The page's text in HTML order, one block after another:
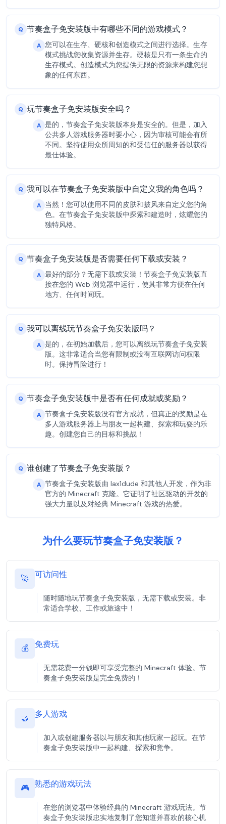
Q 节奏盒子免安装版中有哪些不同的游戏模式？
A 您可以在生存、硬核和创造模式之间进行选择。生存
模式挑战您收集资源并生存。硬核是只有一条生命的
生存模式。创造模式为您提供无限的资源来构建您想
象的任何东西。
Q 玩节奏盒子免安装版安全吗？
A 是的，节奏盒子免安装版本身是安全的。但是，加入
公共多人游戏服务器时要小心，因为审核可能会有所
不同。坚持使用众所周知的和受信任的服务器以获得
最佳体验。
Q 我可以在节奏盒子免安装版中自定义我的角色吗？
A 当然！您可以使用不同的皮肤和披风来自定义您的角
色。在节奏盒子免安装版中探索和建造时，炫耀您的
独特风格。
Q 节奏盒子免安装版是否需要任何下载或安装？
A 最好的部分？无需下载或安装！节奏盒子免安装版直
接在您的 Web 浏览器中运行，使其非常方便在任何
地方、任何时间玩。
Q 我可以离线玩节奏盒子免安装版吗？
A 是的，在初始加载后，您可以离线玩节奏盒子免安装
版。这非常适合当您有限制或没有互联网访问权限
时。保持冒险进行！
Q 节奏盒子免安装版中是否有任何成就或奖励？
A 节奏盒子免安装版没有官方成就，但真正的奖励是在
多人游戏服务器上与朋友一起构建、探索和玩耍的乐
趣。创建您自己的目标和挑战！
Q 谁创建了节奏盒子免安装版？
A 节奏盒子免安装版由 lax1dude 和其他人开发，作为非
官方的 Minecraft 克隆。它证明了社区驱动的开发的
强大力量以及对经典 Minecraft 游戏的热爱。
为什么要玩节奏盒子免安装版？
🚀 可访问性
随时随地玩节奏盒子免安装版，无需下载或安装。非
常适合学校、工作或旅途中！
💰 免费玩
无需花费一分钱即可享受完整的 Minecraft 体验。节
奏盒子免安装版是完全免费的！
🤝 多人游戏
加入或创建服务器以与朋友和其他玩家一起玩。在节
奏盒子免安装版中一起构建、探索和竞争。
🎮 熟悉的游戏玩法
在您的浏览器中体验经典的 Minecraft 游戏玩法。节
奏盒子免安装版忠实地复制了您知道并喜欢的核心机